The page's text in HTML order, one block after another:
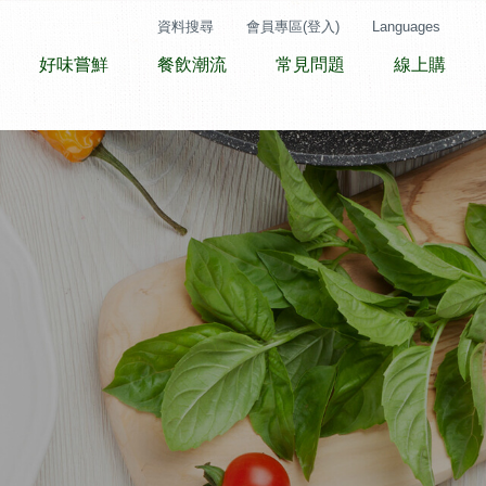
好味嘗鮮 餐飲潮流 常見問題 線上購
資料搜尋 會員專區(登入) Languages